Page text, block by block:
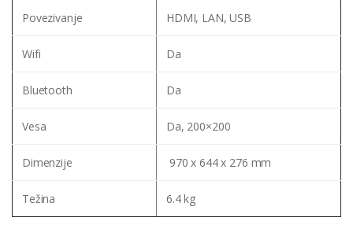
Povezivanje HDMI, LAN, USB
Wifi Da
Bluetooth Da
Vesa Da, 200×200
Dimenzije 970 x 644 x 276 mm
Težina 6.4 kg